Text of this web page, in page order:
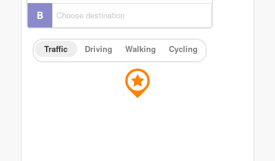
Traffic Driving Walking Cycling